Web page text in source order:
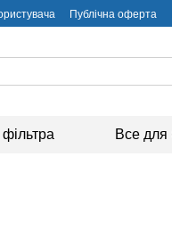
Публічна оферта
Все для